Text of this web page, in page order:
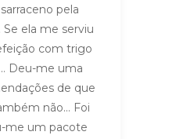
pela
ela me serviu
com trigo
Deu-me uma
de que
não… Foi
me um pacote